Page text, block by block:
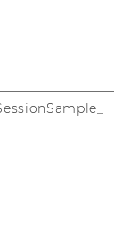
we­ni­ger
sind
we­ni­ger